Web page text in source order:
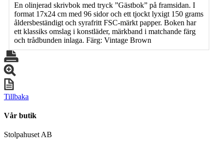
En olinjerad skrivbok med tryck ”Gästbok” på framsidan. I
format 17x24 cm med 96 sidor och ett tjockt lyxigt 150 grams
åldersbeständigt och syrafritt FSC-märkt papper. Boken har
ett klassiks omslag i konstläder, märkband i matchande färg
och trådbunden inlaga. Färg: Vintage Brown
Tillbaka
Vår butik
Stolpahuset AB